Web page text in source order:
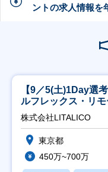
ントの求人情報を
【9／5(土)1Day選
ルフレックス・リ
株式会社LITALICO
東京都
450万~700万